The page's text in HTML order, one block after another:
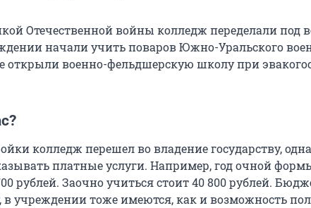
Отечественной войны колледж переделали под
начали учить поваров Южно-Уральского
открыли военно-фельдшерскую школу при
колледж перешел во владение государству,
платные услуги. Например, год очной
рублей. Заочно учиться стоит 40 800 рублей.
в учреждении тоже имеются, как и возможность